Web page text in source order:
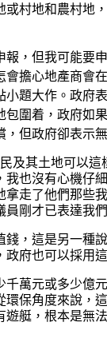
村地和農村
，但我可能
擔心地產商
題大作。政
圍着，政府
但政府卻表示
其土地可以
也沒有心機
走了他們那些
剛才已表達我
，這是另一種
府也可以採用
萬元或多少
保角度來說
艇，根本是